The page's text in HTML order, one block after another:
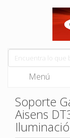
Menú
Soporte
Aisens